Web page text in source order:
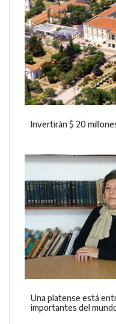
Invertirán $ 20
Una platense está
importantes del